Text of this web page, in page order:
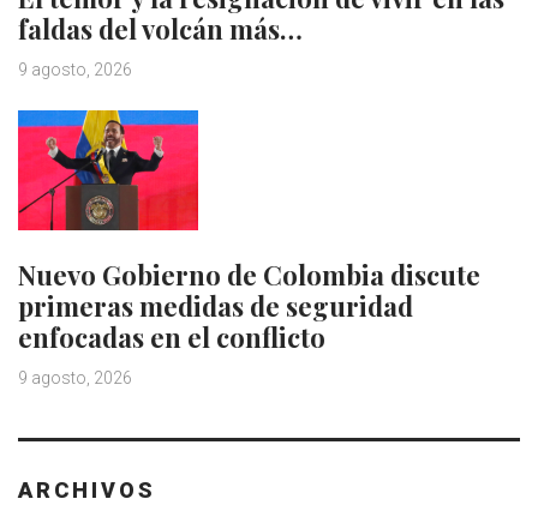
faldas del volcán más…
9 agosto, 2026
Nuevo Gobierno de Colombia discute
primeras medidas de seguridad
enfocadas en el conflicto
9 agosto, 2026
ARCHIVOS